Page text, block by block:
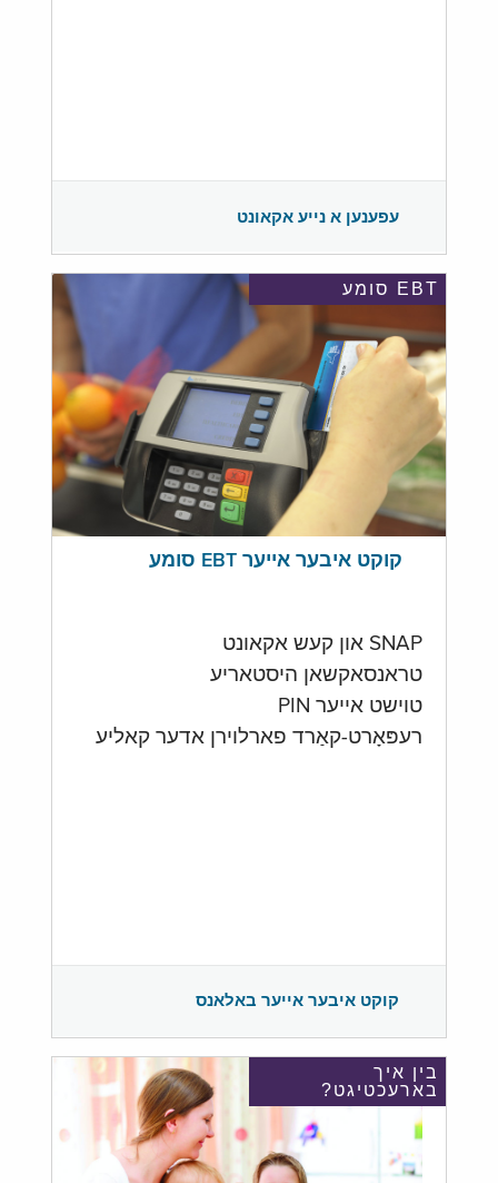
עפענען א נייע אקאונט
EBT סומע
קוקט איבער אייער EBT סומע
SNAP און קעש אקאונט
טראנסאקשאן היסטאריע
טוישט אייער PIN
רעפּאָרט-קאַרד פארלוירן אדער קאליע
קוקט איבער אייער באלאנס
בין איך
בארעכטיגט?